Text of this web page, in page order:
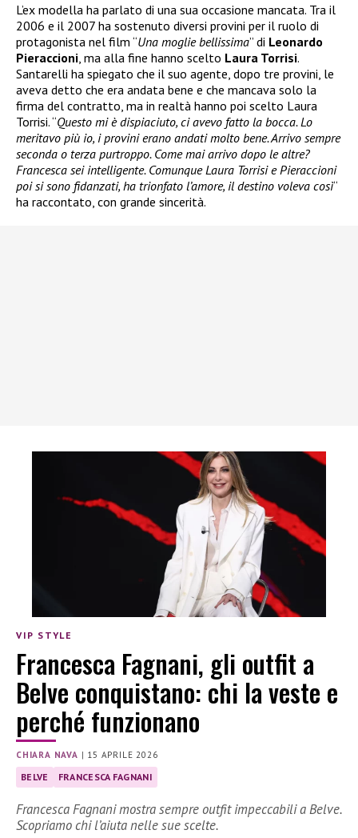
L’ex modella ha parlato di una sua occasione mancata. Tra il
2006 e il 2007 ha sostenuto diversi provini per il ruolo di
protagonista nel film “Una moglie bellissima” di Leonardo
Pieraccioni , ma alla fine hanno scelto Laura Torrisi.
Santarelli ha spiegato che il suo agente, dopo tre provini, le
aveva detto che era andata bene e che mancava solo la
firma del contratto, ma in realtà hanno poi scelto Laura
Torrisi. “Questo mi è dispiaciuto, ci avevo fatto la bocca. Lo
meritavo più io, i provini erano andati molto bene. Arrivo sempre
seconda o terza purtroppo. Come mai arrivo dopo le altre?
Francesca sei intelligente. Comunque Laura Torrisi e Pieraccioni
poi si sono fidanzati, ha trionfato l’amore, il destino voleva così“
ha raccontato, con grande sincerità.
VIP STYLE
Francesca Fagnani, gli outfit a
Belve conquistano: chi la veste e
perché funzionano
CHIARA NAVA | 15 APRILE 2026
BELVE FRANCESCA FAGNANI
Francesca Fagnani mostra sempre outfit impeccabili a Belve.
Scopriamo chi l’aiuta nelle sue scelte.